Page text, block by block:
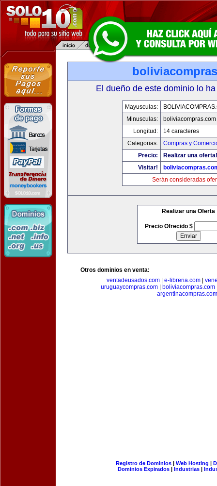
El dueño de este dominio lo
Mayusculas:
Minusculas:
boliviacompras.com
Longitud:
14 caracteres
Categorias:
Compras y
Precio:
Realizar una oferta!
Visitar!
Serán consideradas
Realizar una Oferta
Precio Ofrecido $
Otros dominios en venta:
ventadeusados.com| e-libreria.com|
uruguaycompras.com| boliviacompras.com
argentinacompras.com
Registro de Dominios| Web Hosting |
Dominios Expirados | Industrias |